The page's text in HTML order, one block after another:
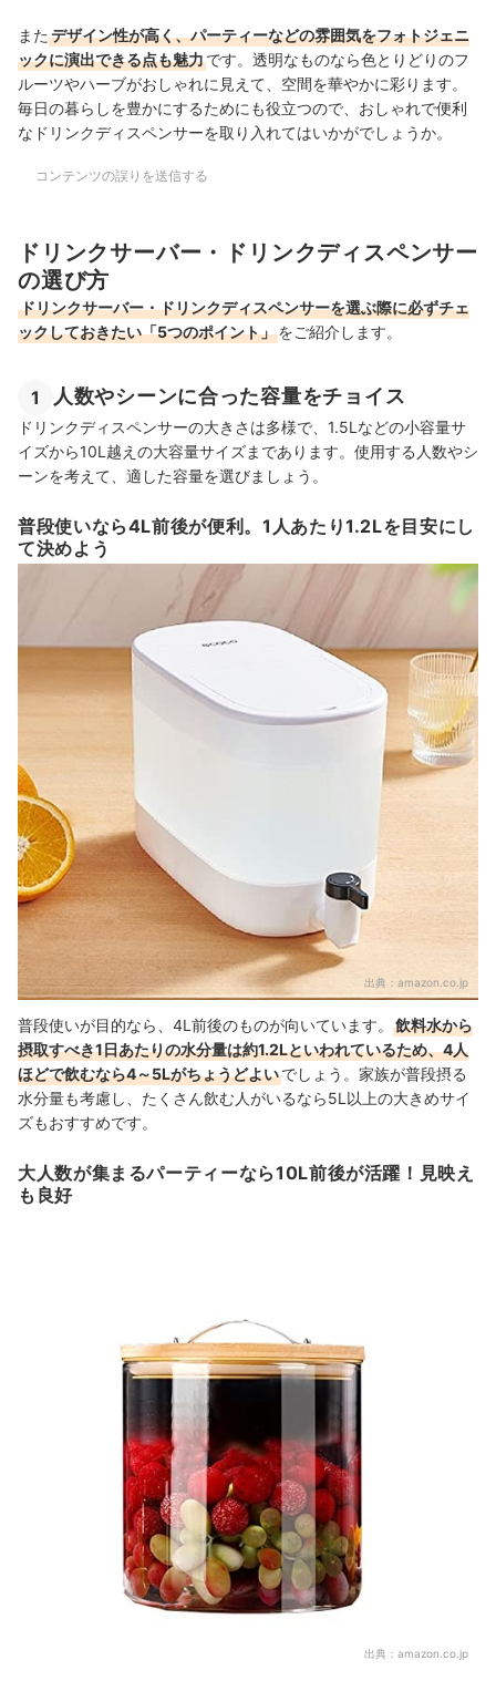
また デザイン性が高く、パーティーなどの雰囲気をフォトジェニ
ックに演出できる点も魅力です。透明なものなら色とりどりのフ
ルーツやハーブがおしゃれに見えて、空間を華やかに彩ります。
毎日の暮らしを豊かにするためにも役立つので、おしゃれで便利
なドリンクディスペンサーを取り入れてはいかがでしょうか。
コンテンツの誤りを送信する
ドリンクサーバー・ドリンクディスペンサー
の選び方
ドリンクサーバー・ドリンクディスペンサーを選ぶ際に必ずチェ
ックしておきたい「5つのポイント」をご紹介します。
1 人数やシーンに合った容量をチョイス
ドリンクディスペンサーの大きさは多様で、1.5Lなどの小容量サ
イズから10L越えの大容量サイズまであります。使用する人数やシ
ーンを考えて、適した容量を選びましょう。
普段使いなら4L前後が便利。1人あたり1.2Lを目安にし
て決めよう
出典： amazon.co.jp
普段使いが目的なら、4L前後のものが向いています。
飲料水から
摂取すべき1日あたりの水分量は約1.2Lといわれているため、4人
ほどで飲むなら4～5Lがちょうどよいでしょう。家族が普段摂る
水分量も考慮し、たくさん飲む人がいるなら5L以上の大きめサイ
ズもおすすめです。
大人数が集まるパーティーなら10L前後が活躍！見映え
も良好
出典： amazon.co.jp